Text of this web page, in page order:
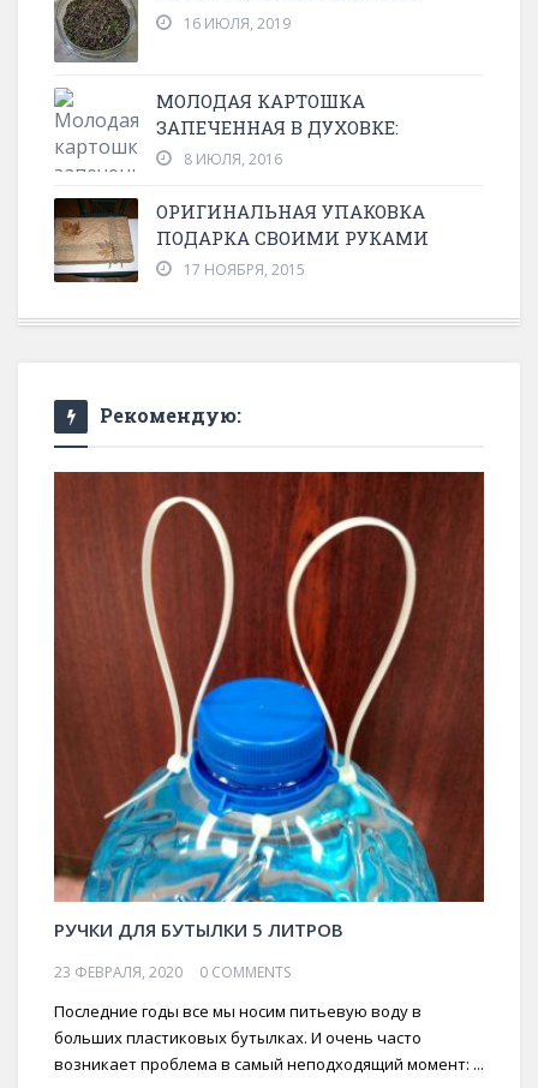
16 ИЮЛЯ, 2019
МОЛОДАЯ КАРТОШКА
ЗАПЕЧЕННАЯ В ДУХОВКЕ:
8 ИЮЛЯ, 2016
ОРИГИНАЛЬНАЯ УПАКОВКА
ПОДАРКА СВОИМИ РУКАМИ
17 НОЯБРЯ, 2015
Рекомендую:
РУЧКИ ДЛЯ БУТЫЛКИ 5 ЛИТРОВ
23 ФЕВРАЛЯ, 2020 0 COMMENTS
Последние годы все мы носим питьевую воду в
больших пластиковых бутылках. И очень часто
возникает проблема в самый неподходящий момент: ...